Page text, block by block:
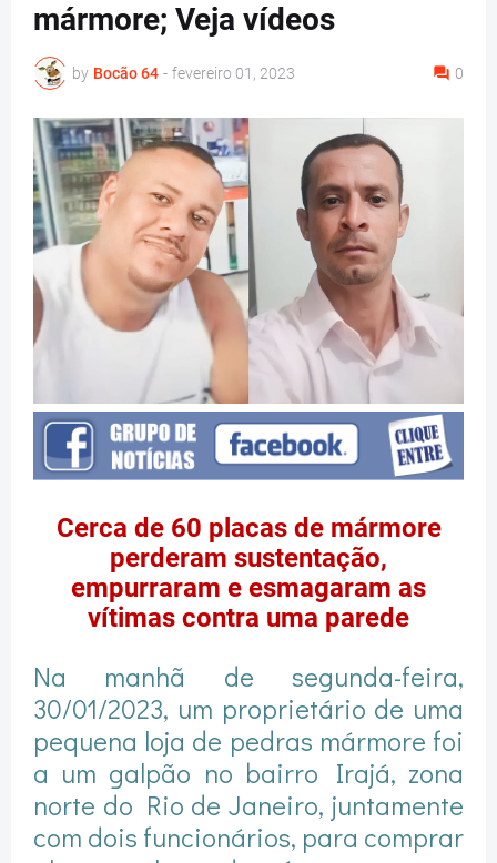
mármore; Veja vídeos
by Bocão 64 - fevereiro 01, 2023 0
Cerca de 60 placas de mármore
perderam sustentação,
empurraram e esmagaram as
vítimas contra uma parede
Na manhã de segunda-feira,
30/01/2023, um proprietário de uma
pequena loja de pedras mármore foi
a um galpão no bairro Irajá, zona
norte do Rio de Janeiro, juntamente
com dois funcionários, para comprar